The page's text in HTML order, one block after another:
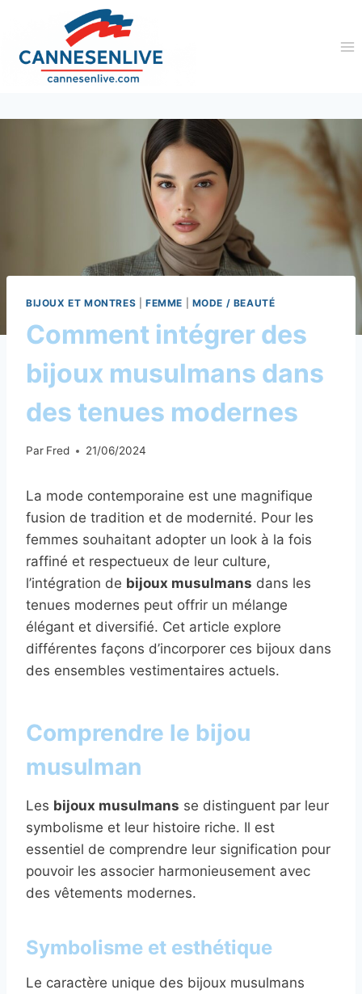
contenu
BIJOUX ET MONTRES FEMME MODE / BEAUTÉ
Comment intégrer des
bijoux musulmans dans
des tenues modernes
Par Fred 21/06/2024
La mode contemporaine est une magnifique
fusion de tradition et de modernité. Pour les
femmes souhaitant adopter un look à la fois
raffiné et respectueux de leur culture,
l’intégration de bijoux musulmans dans les
tenues modernes peut offrir un mélange
élégant et diversifié. Cet article explore
différentes façons d’incorporer ces bijoux dans
des ensembles vestimentaires actuels.
Comprendre le bijou
musulman
Les bijoux musulmans se distinguent par leur
symbolisme et leur histoire riche. Il est
essentiel de comprendre leur signification pour
pouvoir les associer harmonieusement avec
des vêtements modernes.
Symbolisme et esthétique
Le caractère unique des bijoux musulmans